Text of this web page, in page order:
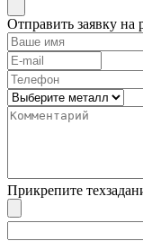
Отправить заявку на
Прикрепите